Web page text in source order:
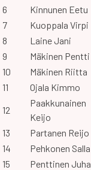
6
Kinnunen Eetu
7
Kuoppala Virpi
8
Laine Jani
9
Mäkinen Pentti
10
Mäkinen Riitta
11
Ojala Kimmo
12
Paakkunainen
Keijo
13
Partanen Reijo
14
Pehkonen Salla
15
Penttinen Juha